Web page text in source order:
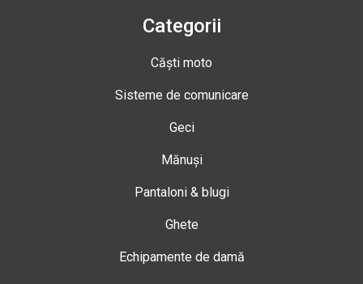
Categorii
Căști moto
Sisteme de comunicare
Geci
Mănuși
Pantaloni & blugi
Ghete
Echipamente de damă